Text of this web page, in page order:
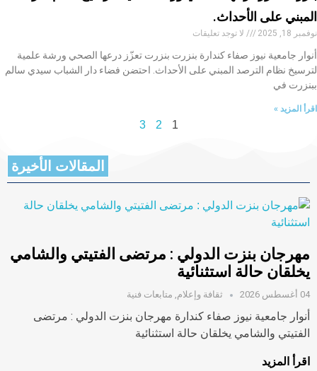
المبني على الأحداث.
نوفمبر 18, 2025 لا توجد تعليقات
أنوار جامعية نيوز صفاء كندارة بنزرت بنزرت تعزّز درعها الصحي ورشة علمية
لترسيخ نظام الترصد المبني على الأحداث. احتضن فضاء دار الشباب سيدي سالم
ببنزرت في
اقرأ المزيد »
1
2
3
المقالات الأخيرة
مهرجان بنزت الدولي : مرتضى الفتيتي والشامي
يخلقان حالة استثنائية
04 أغسطس 2026 ثقافة وإعلام, متابعات فنية
أنوار جامعية نيوز صفاء كندارة مهرجان بنزت الدولي : مرتضى
الفتيتي والشامي يخلقان حالة استثنائية
اقرأ المزيد